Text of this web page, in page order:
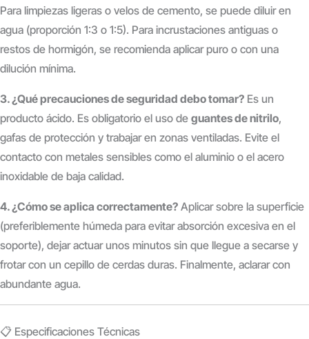
Para limpiezas ligeras o velos de cemento, se puede diluir en
agua (proporción 1:3 o 1:5). Para incrustaciones antiguas o
restos de hormigón, se recomienda aplicar puro o con una
dilución mínima.
3. ¿Qué precauciones de seguridad debo tomar? Es un
producto ácido. Es obligatorio el uso de guantes de nitrilo,
gafas de protección y trabajar en zonas ventiladas. Evite el
contacto con metales sensibles como el aluminio o el acero
inoxidable de baja calidad.
4. ¿Cómo se aplica correctamente? Aplicar sobre la superficie
(preferiblemente húmeda para evitar absorción excesiva en el
soporte), dejar actuar unos minutos sin que llegue a secarse y
frotar con un cepillo de cerdas duras. Finalmente, aclarar con
abundante agua.
📋 Especificaciones Técnicas